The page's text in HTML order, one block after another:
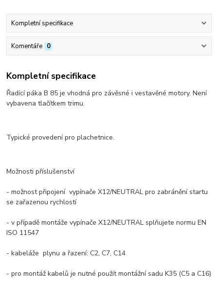
Kompletní specifikace
Komentáře 0
Kompletní specifikace
Řadící páka B 85 je vhodná pro závěsné i vestavěné motory. Není
vybavena tlačítkem trimu.
Typické provedení pro plachetnice.
Možnosti příslušenství
- možnost připojení vypínače X12/NEUTRAL pro zabránění startu
se zařazenou rychlostí
- v případě montáže vypínače X12/NEUTRAL splňujete normu EN
ISO 11547
- kabeláže plynu a řazení: C2, C7, C14
- pro montáž kabelů je nutné použít montážní sadu K35 (C5 a C16)